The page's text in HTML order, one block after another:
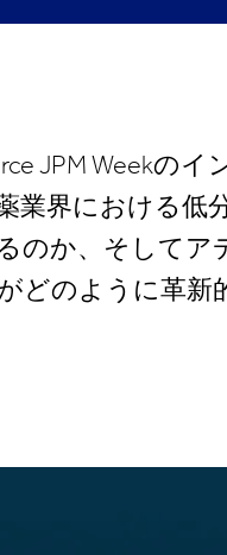
JPM Weekの
業界における低
のか、そしてア
どのように革新